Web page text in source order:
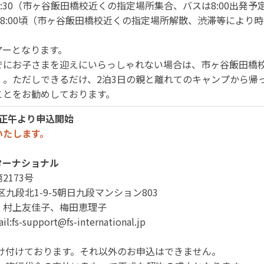
（市ヶ谷飯田橋校近くの指定場所集合、バスは8:00出発予
頃（市ヶ谷飯田橋校近くの指定場所解散、渋滞等により
となります。
お子さまを迎えにいらっしゃれない場合は、市ヶ谷飯田橋
ただしできるだけ、2泊3日の親と離れてのキャンプから
をお勧めしております。
午より申込開始
します。
ナショナル
2173号
九段北1-9-5朝日九段マンション803
上友佳子、梅田恵理子
support@fs-international.jp
けております。それ以外のお申込はできません。